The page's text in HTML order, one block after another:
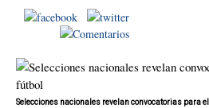
Selecciones nacionales revelan convocatorias para